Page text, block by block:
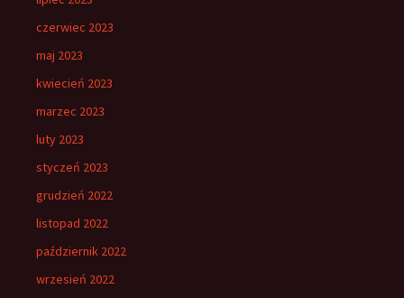
czerwiec 2023
maj 2023
kwiecień 2023
marzec 2023
luty 2023
styczeń 2023
grudzień 2022
listopad 2022
październik 2022
wrzesień 2022